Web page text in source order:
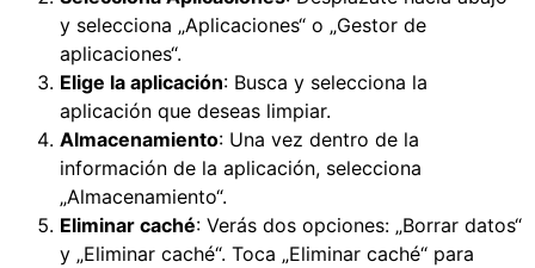
y selecciona „Aplicaciones“ o „Gestor de
aplicaciones“.
Elige la aplicación: Busca y selecciona la
aplicación que deseas limpiar.
Almacenamiento: Una vez dentro de la
información de la aplicación, selecciona
„Almacenamiento“.
Eliminar caché: Verás dos opciones: „Borrar datos“
y „Eliminar caché“. Toca „Eliminar caché“ para